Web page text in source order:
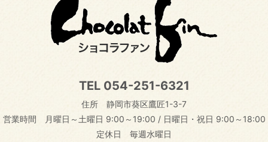
TEL 054-251-6321
住所 静岡市葵区鷹匠1-3-7
営業時間 月曜日～土曜日 9:00～19:00 / 日曜日・祝日 9:00～18:00
定休日 毎週水曜日